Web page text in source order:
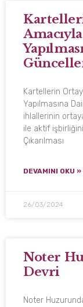
Kartellerin
Yapılmasına
ihlallerinin
ile aktif
Çıkarılması
DEVAMINI OKU »
26/03/2024
Noter
Devri
Noter